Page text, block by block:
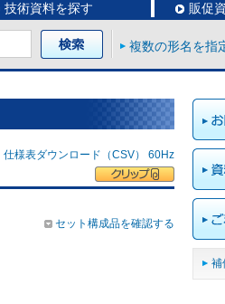
技術資料を探す 販促
複数の形名を指
仕様表ダウンロード（CSV） 60Hz
セット構成品を確認する
補